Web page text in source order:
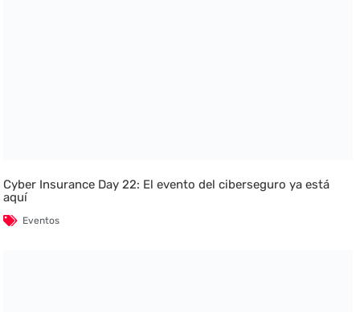
Cyber Insurance Day 22: El evento del ciberseguro ya está
aquí
Eventos